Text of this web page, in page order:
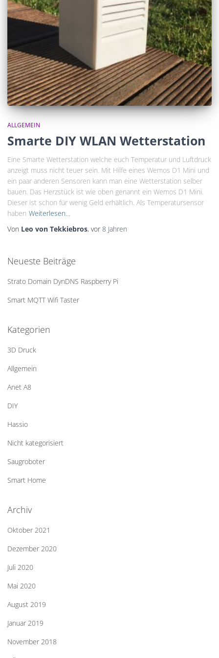
ALLGEMEIN
Smarte DIY WLAN Wetterstation
Eine Smarte Wetterstation welche euch Temperatur und Luftdruck
anzeigt muss nicht teuer sein. Mit Hilfe eines Wemos D1 Mini und
ein paar anderen Sensoren kann man eine Wetterstation selber
bauen. Das Herzstück ist wie oben genannt ein Wemos D1 Mini.
Dieser ist schon für wenig Geld erhältlich. Als Temperatursensor
haben Weiterlesen…
Von Leo von Tekkiebros, vor8 Jahren
Neueste Beiträge
Strato Domain DynDNS Raspberry Pi
Smart MQTT Wifi Taster
Kategorien
3D Druck
Allgemein
Anet A8
DIY
Hassio
Nicht kategorisiert
Saugroboter
Smart Home
Archiv
Oktober 2021
Dezember 2020
Juli 2020
Mai 2020
August 2019
Januar 2019
November 2018